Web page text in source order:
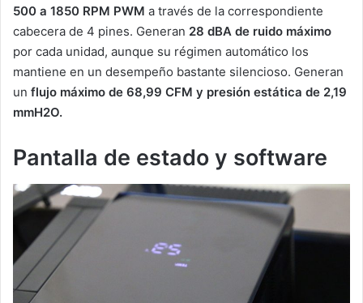
500 a 1850 RPM PWM a través de la correspondiente
cabecera de 4 pines. Generan 28 dBA de ruido máximo
por cada unidad, aunque su régimen automático los
mantiene en un desempeño bastante silencioso. Generan
un flujo máximo de 68,99 CFM y presión estática de 2,19
mmH2O.
Pantalla de estado y software